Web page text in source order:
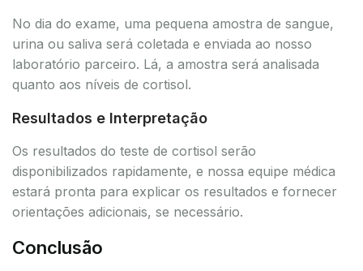
No dia do exame, uma pequena amostra de sangue,
urina ou saliva será coletada e enviada ao nosso
laboratório parceiro. Lá, a amostra será analisada
quanto aos níveis de cortisol.
Resultados e Interpretação
Os resultados do teste de cortisol serão
disponibilizados rapidamente, e nossa equipe médica
estará pronta para explicar os resultados e fornecer
orientações adicionais, se necessário.
Conclusão